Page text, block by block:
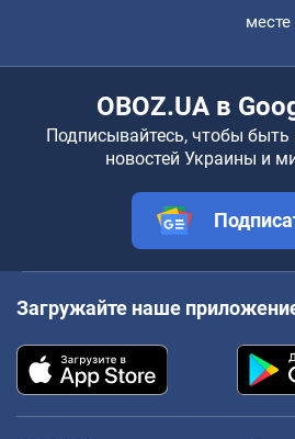
OBOZ.UA в
Подписывайтесь, чтобы быть
новостей Украины и
Загружайте наше